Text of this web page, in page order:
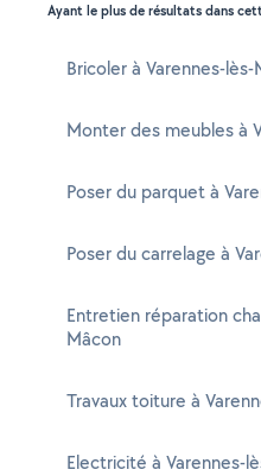
Ayant le plus de résultats dans
Bricoler à Varennes-lès-
Monter des meubles à
Poser du parquet à
Poser du carrelage à
Entretien réparation
Mâcon
Travaux toiture à
Electricité à Varennes-